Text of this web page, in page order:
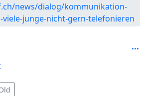
news/dialog/kommunikation-
junge-nicht-gern-telefonieren